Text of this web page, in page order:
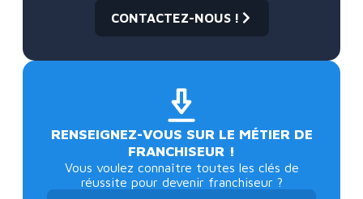
CONTACTEZ-NOUS !
RENSEIGNEZ-VOUS SUR LE MÉTIER DE
FRANCHISEUR !
Vous voulez connaître toutes les clés de
réussite pour devenir franchiseur ?